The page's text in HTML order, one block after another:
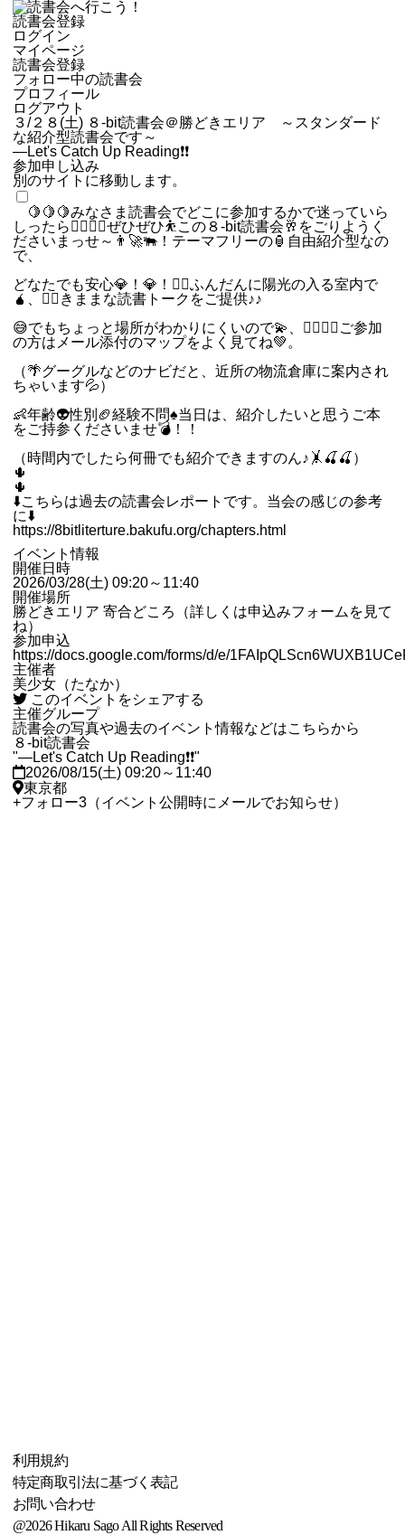
読書会登録
ログイン
マイページ
読書会登録
フォロー中の読書会
プロフィール
ログアウト
３/２８(土) ８-bit読書会＠勝どきエリア ～スタンダード
な紹介型読書会です～
―Let's Catch Up Reading❗❗
参加申し込み
別のサイトに移動します。
🍋🍋🍋みなさま読書会でどこに参加するかで迷っていら
しったら🚣‍♂️🚣‍♂️ぜひぜひ⛹️この８-bit読書会🥂をごりようく
ださいまっせ～👨‍🚀🐃！テーマフリーの🏮自由紹介型なの
で、
どなたでも安心💎！💎！🧜‍♀️ふんだんに陽光の入る室内で
🧉、🧜‍♀️きままな読書トークをご提供♪♪
😅でもちょっと場所がわかりにくいので💫、🚶‍♀️🚶‍♀️ご参加
の方はメール添付のマップをよく見てね💚。
（🌴グーグルなどのナビだと、近所の物流倉庫に案内され
ちゃいます💦）
👶年齢👽性別🏈経験不問♠️当日は、紹介したいと思うご本
をご持参くださいませ💣！！
（時間内でしたら何冊でも紹介できますのん♪🤸🍒🍒）
🌵
🌵
⬇️こちらは過去の読書会レポートです。当会の感じの参考
に⬇️
https://8bitliterture.bakufu.org/chapters.html
イベント情報
開催日時
2026/03/28(土) 09:20～11:40
開催場所
勝どきエリア 寄合どころ（詳しくは申込みフォームを見て
ね）
参加申込
https://docs.google.com/forms/d/e/
主催者
美少女（たなか）
このイベントをシェアする
主催グループ
読書会の写真や過去のイベント情報などはこちらから
８-bit読書会
"―Let's Catch Up Reading❗❗"
2026/08/15(土) 09:20～11:40
東京都
+フォロー3 （イベント公開時にメールでお知らせ）
利用規約
特定商取引法に基づく表記
お問い合わせ
@2026 Hikaru Sago All Rights Reserved